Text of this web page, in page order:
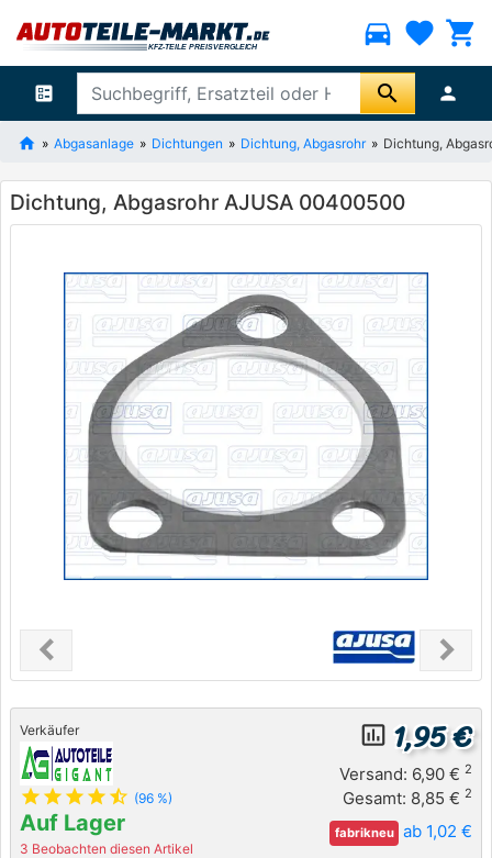
directions_car favorite shopping_cart
ballot search person
Abgasanlage Dichtungen Dichtung, Abgasrohr Dichtung,
Dichtung, Abgasrohr AJUSA 00400500
chevron_leftPrevious chevron_right
Next
Verkäufer
star star star star star_half (96 %)
Auf Lager
3 Beobachten diesen Artikel
insert_chart_outlined 1,95 €
Versand: 6,90 € 2
Gesamt: 8,85 € 2
fabrikneu ab 1,02 €